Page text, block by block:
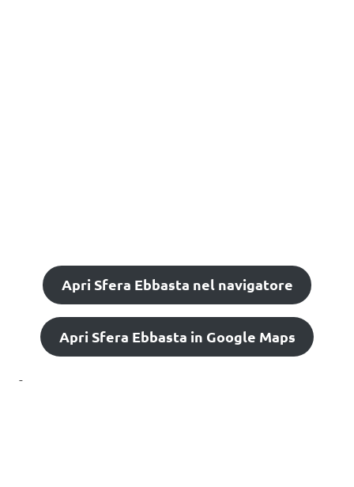
Apri Sfera Ebbasta nel navigatore
Apri Sfera Ebbasta in Google Maps
-